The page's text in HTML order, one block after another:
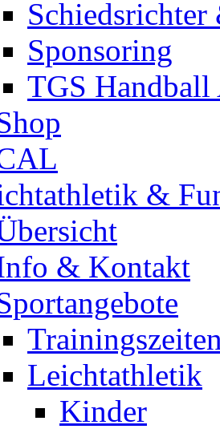
Schiedsrichter
Sponsoring
TGS Handball
&
& Kontakt
Leichtathletik
Kinder